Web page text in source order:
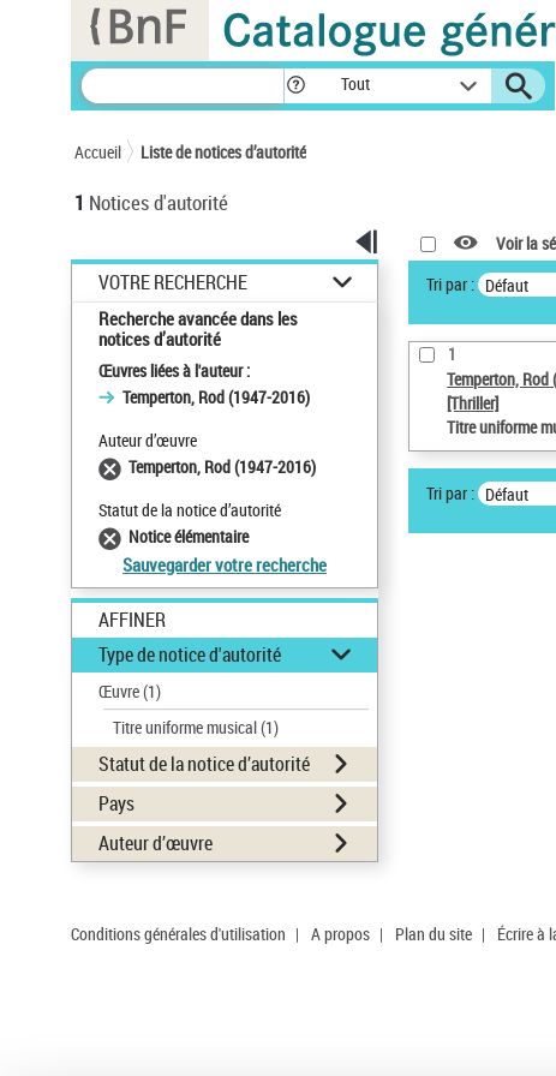
Tout
Accueil Liste de notices d’autorité
1 Notices d'autorité
VOTRE RECHERCHE
Recherche avancée dans les
notices d’autorité
Œuvres liées à l'auteur :
Temperton, Rod (1947-2016)
Auteur d’œuvre
Temperton, Rod (1947-2016)
Statut de la notice d’autorité
Notice élémentaire
Sauvegarder votre recherche
AFFINER
Type de notice d'autorité
Œuvre(1)
Titre uniforme musical(1)
Statut de la notice d’autorité
Pays
Auteur d’œuvre
Voir la
Tri par : Défaut
1
Temperton,
[Thriller]
Titre uniforme
Tri par : Défaut
Conditions générales d'utilisation | A propos | Plan du site | Écrire à
Panneau de gestion des cookies